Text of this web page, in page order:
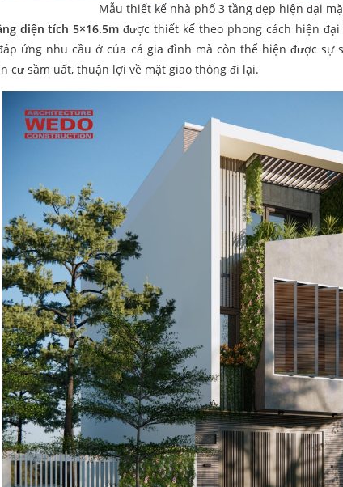
Mẫu thiết kế nhà phố 3 tầng đẹp hiện đại
diện tích 5×16.5mđược thiết kế theo phong cách hiện
ứng nhu cầu ở của cả gia đình mà còn thể hiện được sự
cư sầm uất, thuận lợi về mặt giao thông đi lại.